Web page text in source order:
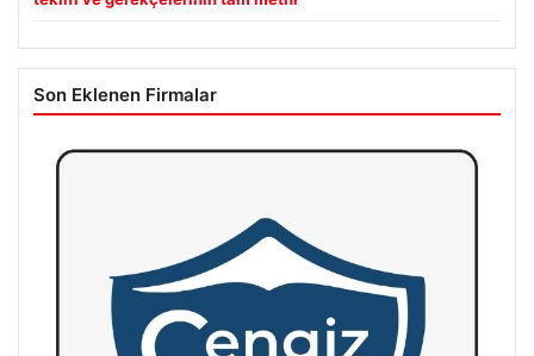
Son Eklenen Firmalar